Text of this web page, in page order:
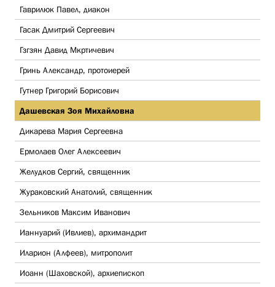
Гаврилюк Павел, диакон
Гасак Дмитрий Сергеевич
Гзгзян Давид Мкртичевич
Гринь Александр, протоиерей
Гутнер Григорий Борисович
Дашевская Зоя Михайловна
Дикарева Мария Сергеевна
Ермолаев Олег Алексеевич
Желудков Сергий, священник
Жураковский Анатолий, священник
Зельников Максим Иванович
Ианнуарий (Ивлиев), архимандрит
Иларион (Алфеев), митрополит
Иоанн (Шаховской), архиепископ